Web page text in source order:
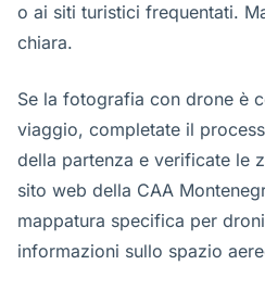
o ai siti turistici frequentati.
chiara.
Se la fotografia con drone è
viaggio, completate il
della partenza e verificate le
sito web della CAA
mappatura specifica per
informazioni sullo spazio